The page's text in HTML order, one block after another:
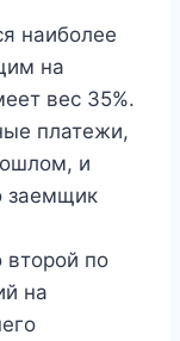
наиболее
на
вес 35%.
платежи,
и
заемщик
второй по
на